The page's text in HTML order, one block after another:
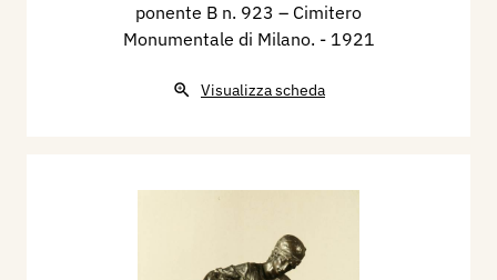
ponente B n. 923 – Cimitero
Monumentale di Milano. - 1921
Visualizza scheda